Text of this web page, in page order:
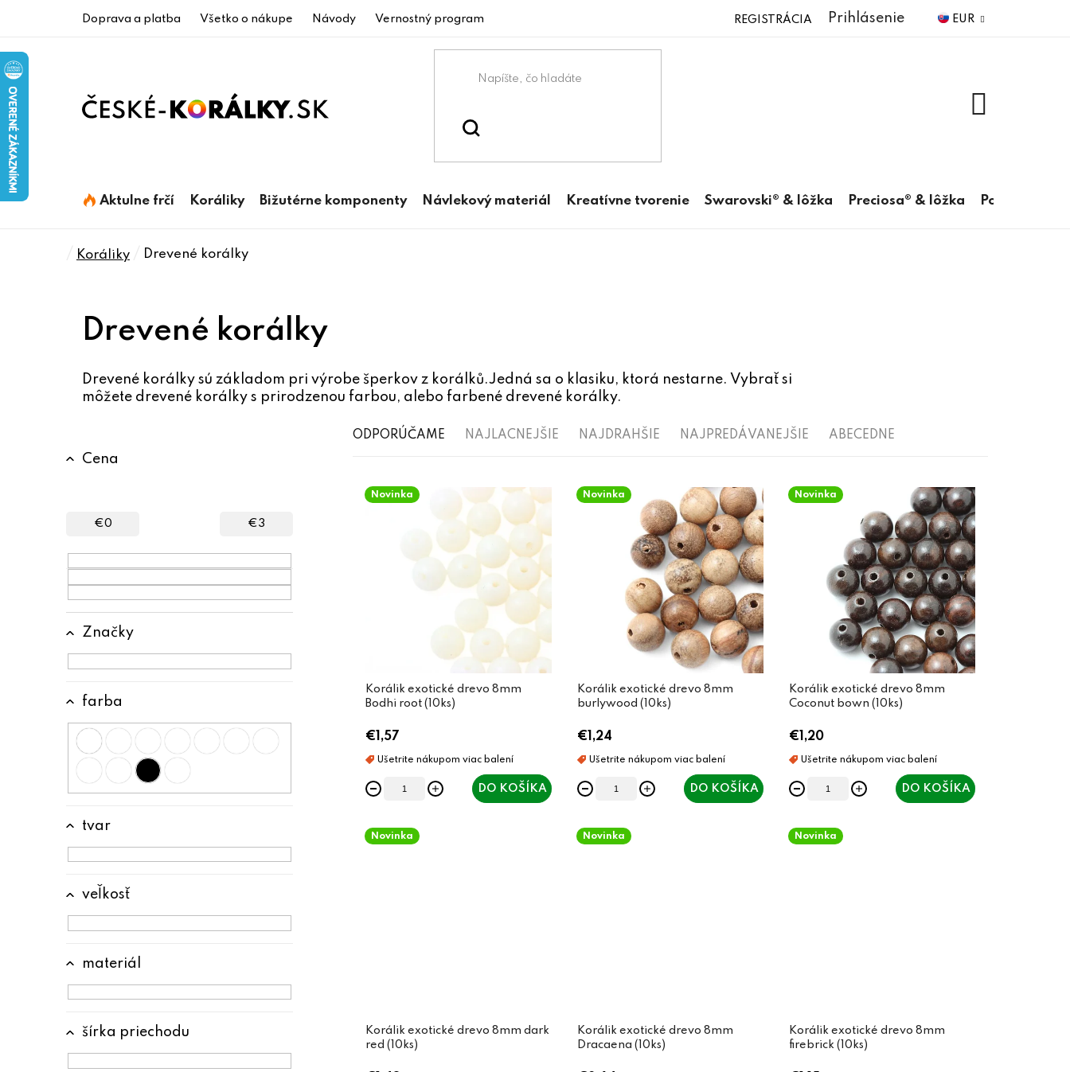
Doprava a platba Všetko o nákupe Návody Vernostný program EUR
Prihlásenie
REGISTRÁCIA
Aktulne frčí Koráliky Bižutérne komponenty Návlekový materiál Kreatívne tvorenie Swarovski® & lôžka Preciosa® & lôžka Pomôcky
Domov
Koráliky Drevené korálky
Drevené korálky
Drevené korálky sú základom pri výrobe šperkov z korálků.Jedná sa o klasiku, ktorá nestarne. Vybrať si
môžete drevené korálky s prirodzenou farbou, alebo farbené drevené korálky.
B
ý
p
a
n
e
Cena
€0 €3
Značky
farba
materiál
šírka priechodu
tvar
veľkosť
R
d
d
o
v
ODPORÚČAME NAJLACNEJŠIE NAJDRAHŠIE NAJPREDÁVANEJŠIE ABECEDNE
V
d
o
v
Novinka
Korálik exotické drevo 8mm
Bodhi root (10ks)
€1,57
DO KOŠÍKA
Novinka
Korálik exotické drevo 8mm
burlywood (10ks)
€1,24
DO KOŠÍKA
Novinka
Korálik exotické drevo 8mm
Coconut bown (10ks)
€1,20
DO KOŠÍKA
Novinka
Korálik exotické drevo 8mm dark
red (10ks)
Novinka
Korálik exotické drevo 8mm
Dracaena (10ks)
Novinka
Korálik exotické drevo 8mm
firebrick (10ks)